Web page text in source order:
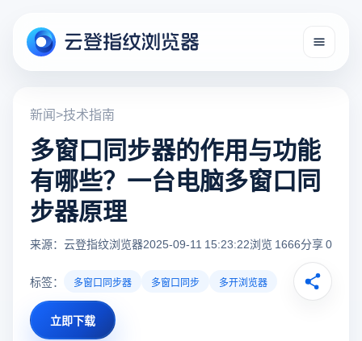
新闻>技术指南
多窗口同步器的作用与功能
有哪些？一台电脑多窗口同
步器原理
来源：云登指纹浏览器2025-09-11 15:23:22浏览 1666分享 0
标签： 多窗口同步器 多窗口同步 多开浏览器
立即下载